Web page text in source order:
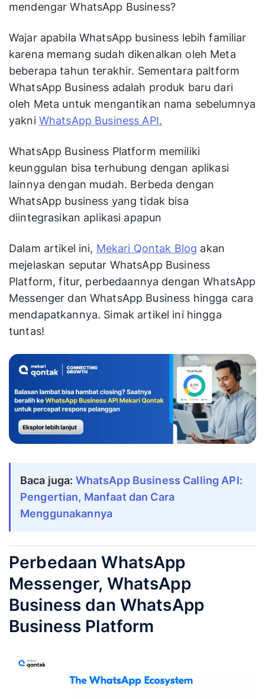
mendengar WhatsApp Business?
Wajar apabila WhatsApp business lebih familiar
karena memang sudah dikenalkan oleh Meta
beberapa tahun terakhir. Sementara paltform
WhatsApp Business adalah produk baru dari
oleh Meta untuk mengantikan nama sebelumnya
yakni WhatsApp Business API.
WhatsApp Business Platform memiliki
keunggulan bisa terhubung dengan aplikasi
lainnya dengan mudah. Berbeda dengan
WhatsApp business yang tidak bisa
diintegrasikan aplikasi apapun
Dalam artikel ini, Mekari Qontak Blog akan
mejelaskan seputar WhatsApp Business
Platform, fitur, perbedaannya dengan WhatsApp
Messenger dan WhatsApp Business hingga cara
mendapatkannya. Simak artikel ini hingga
tuntas!
Baca juga: WhatsApp Business Calling API:
Pengertian, Manfaat dan Cara
Menggunakannya
Perbedaan WhatsApp
Messenger, WhatsApp
Business dan WhatsApp
Business Platform